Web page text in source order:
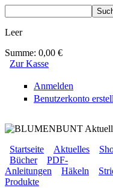
Leer
Summe: 0,00 €
Zur Kasse
Anmelden
Benutzerkonto
Sekundärmenü
Startseite Aktuelles
Hauptmenü
Bücher
PDF-
Anleitungen
Häkeln
Produkte